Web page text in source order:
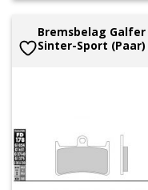
Bremsbelag Galfer
Sinter-Sport (Paar)